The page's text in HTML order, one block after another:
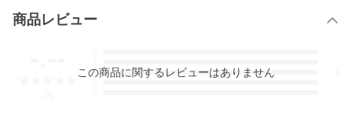
商品レビュー
3
この商品に関するレビューはありません